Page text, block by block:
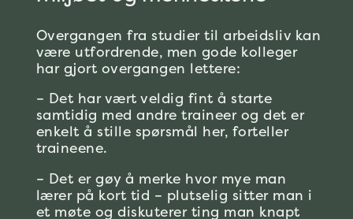
Overgangen fra studier til arbeidsliv kan
være utfordrende, men gode kolleger
har gjort overgangen lettere:
– Det har vært veldig fint å starte
samtidig med andre traineer og det er
enkelt å stille spørsmål her, forteller
traineene.
– Det er gøy å merke hvor mye man
lærer på kort tid – plutselig sitter man i
et møte og diskuterer ting man knapt